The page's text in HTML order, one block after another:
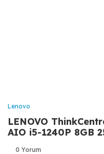
Lenovo
LENOVO
AIO i5-1240P 8GB
0 Yorum